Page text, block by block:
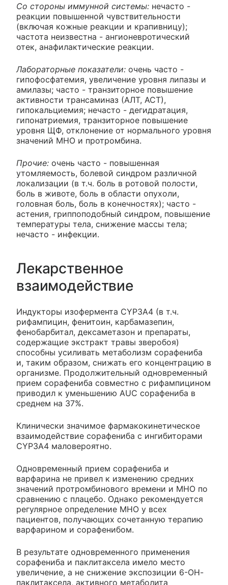
Со стороны иммунной системы: нечасто -
реакции повышенной чувствительности
(включая кожные реакции и крапивницу);
частота неизвестна - ангионевротический
отек, анафилактические реакции.
Лабораторные показатели: очень часто -
гипофосфатемия, увеличение уровня липазы и
амилазы; часто - транзиторное повышение
активности трансаминаз (АЛТ, АСТ),
гипокальциемия; нечасто - дегидратация,
гипонатриемия, транзиторное повышение
уровня ЩФ, отклонение от нормального уровня
значений MHO и протромбина.
Прочие: очень часто - повышенная
утомляемость, болевой синдром различной
локализации (в т.ч. боль в ротовой полости,
боль в животе, боль в области опухоли,
головная боль, боль в конечностях); часто -
астения, гриппоподобный синдром, повышение
температуры тела, снижение массы тела;
нечасто - инфекции.
Лекарственное
взаимодействие
Индукторы изофермента CYP3A4 (в т.ч.
рифампицин, фенитоин, карбамазепин,
фенобарбитал, дексаметазон и препараты,
содержащие экстракт травы зверобоя)
способны усиливать метаболизм сорафениба
и, таким образом, снижать его концентрацию в
организме. Продолжительный одновременный
прием сорафениба совместно с рифампицином
приводил к уменьшению AUC сорафениба в
среднем на 37%.
Клинически значимое фармакокинетическое
взаимодействие сорафениба с ингибиторами
CYP3A4 маловероятно.
Одновременный прием сорафениба и
варфарина не привел к изменению средних
значений протромбинового времени и MHO по
сравнению с плацебо. Однако рекомендуется
регулярное определение MHO у всех
пациентов, получающих сочетанную терапию
варфарином и сорафенибом.
В результате одновременного применения
сорафениба и паклитаксела имело место
увеличение, а не снижение экспозиции 6-ОН-
паклитаксела, активного метаболита